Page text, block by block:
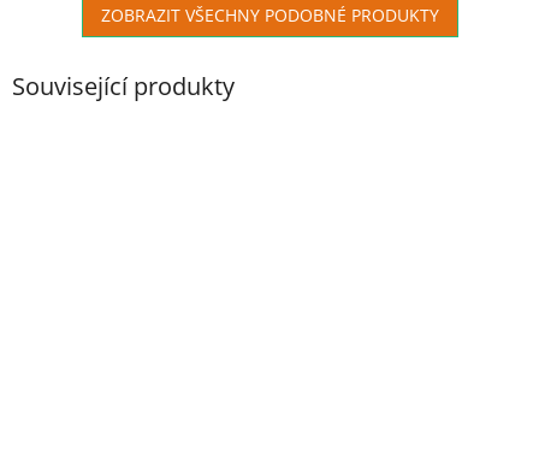
ZOBRAZIT VŠECHNY PODOBNÉ PRODUKTY
Související produkty